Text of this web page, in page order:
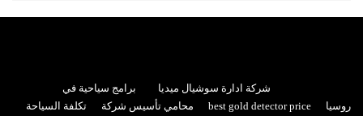
شركة ادارة سوشيال ميديا
برامج سياحية في
روسيا
best gold detector price محامي تأسيس شركة
تكلفة السياحة